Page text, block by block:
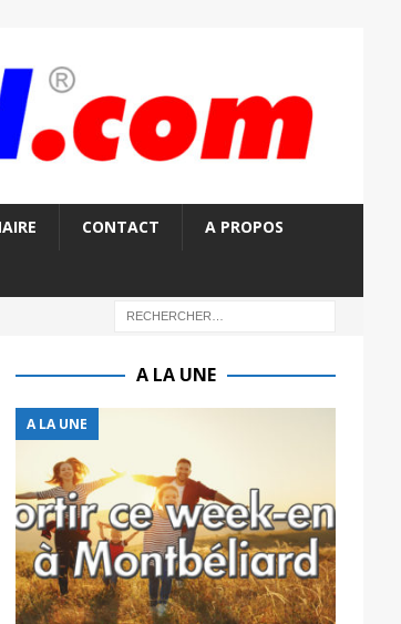
CONTACT A PROPOS
A LA UNE
A LA UNE